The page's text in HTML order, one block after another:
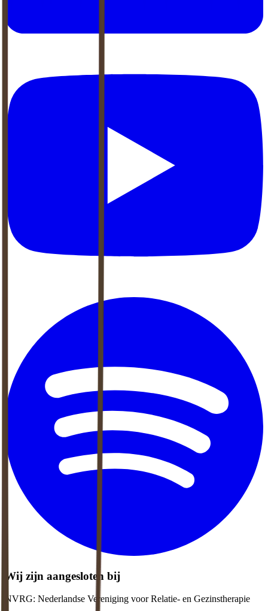
Wij zijn aangesloten bij
NVRG: Nederlandse Vereniging voor Relatie- en Gezinstherapie